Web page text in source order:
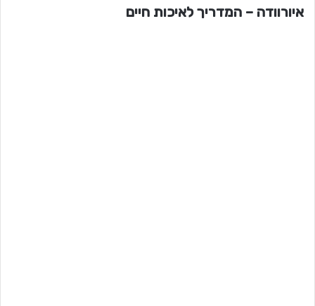
איורוודה – המדריך לאיכות חיים